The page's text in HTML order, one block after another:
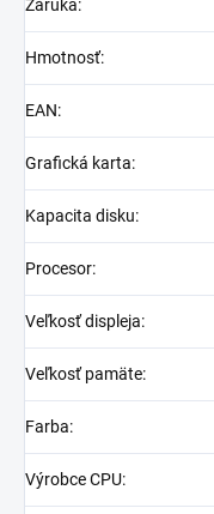
Záruka:
Hmotnosť:
EAN:
Grafická karta:
Kapacita disku:
Procesor:
Veľkosť displeja:
Veľkosť pamäte:
Farba:
Výrobce CPU: